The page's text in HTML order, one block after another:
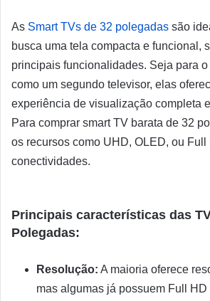
As Smart TVs de 32 polegadas são
busca uma tela compacta e funcional,
principais funcionalidades. Seja para
como um segundo televisor, elas
experiência de visualização completa
Para comprar smart TV barata de 32
os recursos como UHD, OLED, ou Full
conectividades.
Principais características das
Polegadas:
Resolução: A maioria oferece
mas algumas já possuem Full